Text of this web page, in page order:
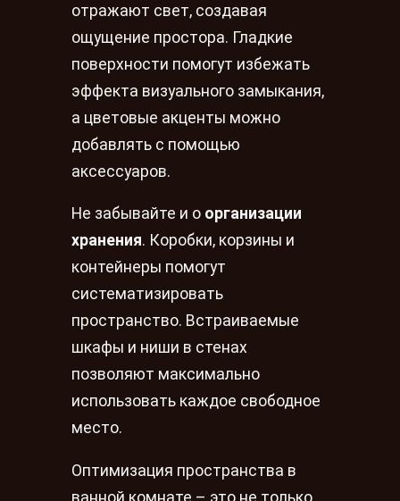
отражают свет, создавая
ощущение простора. Гладкие
поверхности помогут избежать
эффекта визуального замыкания,
а цветовые акценты можно
добавлять с помощью
аксессуаров.
Не забывайте и о организации
хранения. Коробки, корзины и
контейнеры помогут
систематизировать
пространство. Встраиваемые
шкафы и ниши в стенах
позволяют максимально
использовать каждое свободное
место.
Оптимизация пространства в
ванной комнате – это не только